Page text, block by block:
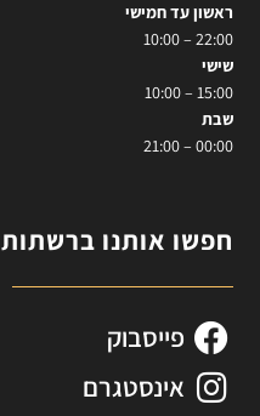
ראשון עד חמישי
22:00 – 10:00
שישי
15:00 – 10:00
שבת
00:00 – 21:00
חפשו אותנו ברשתות
פייסבוק
אינסטגרם